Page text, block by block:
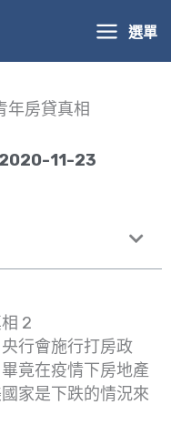
選單
年房貸真相
2020-11-23
2
行會施行打房政
竟在疫情下房地產
家是下跌的情況來